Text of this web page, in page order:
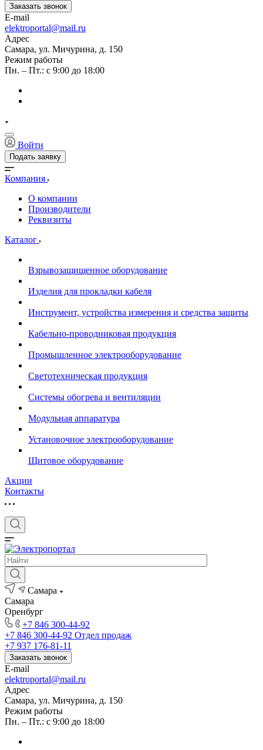
Заказать звонок
E-mail
elektroportal@mail.ru
Адрес
Самара, ул. Мичурина, д. 150
Режим работы
Пн. – Пт.: с 9:00 до 18:00
Войти
Подать заявку
Компания
О компании
Производители
Реквизиты
Каталог
Взрывозащищенное оборудование
Изделия для прокладки кабеля
Инструмент, устройства измерения и средства защиты
Кабельно-проводниковая продукция
Промышленное электрооборудование
Светотехническая продукция
Системы обогрева и вентиляции
Модульная аппаратура
Установочное электрооборудование
Щитовое оборудование
Акции
Контакты
Самара
Самара
Оренбург
+7 846 300-44-92
+7 846 300-44-92 Отдел продаж
+7 937 176-81-11
Заказать звонок
E-mail
elektroportal@mail.ru
Адрес
Самара, ул. Мичурина, д. 150
Режим работы
Пн. – Пт.: с 9:00 до 18:00